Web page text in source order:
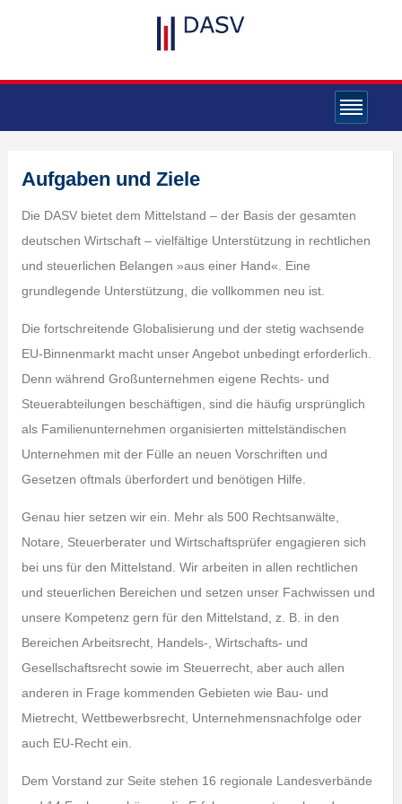
Aufgaben und Ziele
Die DASV bietet dem Mittelstand – der Basis der gesamten
deutschen Wirtschaft – vielfältige Unterstützung in rechtlichen
und steuerlichen Belangen »aus einer Hand«. Eine
grundlegende Unterstützung, die vollkommen neu ist.
Die fortschreitende Globalisierung und der stetig wachsende
EU-Binnenmarkt macht unser Angebot unbedingt erforderlich.
Denn während Großunternehmen eigene Rechts- und
Steuerabteilungen beschäftigen, sind die häufig ursprünglich
als Familienunternehmen organisierten mittelständischen
Unternehmen mit der Fülle an neuen Vorschriften und
Gesetzen oftmals überfordert und benötigen Hilfe.
Genau hier setzen wir ein. Mehr als 500 Rechtsanwälte,
Notare, Steuerberater und Wirtschaftsprüfer engagieren sich
bei uns für den Mittelstand. Wir arbeiten in allen rechtlichen
und steuerlichen Bereichen und setzen unser Fachwissen und
unsere Kompetenz gern für den Mittelstand, z. B. in den
Bereichen Arbeitsrecht, Handels-, Wirtschafts- und
Gesellschaftsrecht sowie im Steuerrecht, aber auch allen
anderen in Frage kommenden Gebieten wie Bau- und
Mietrecht, Wettbewerbsrecht, Unternehmensnachfolge oder
auch EU-Recht ein.
Dem Vorstand zur Seite stehen 16 regionale Landesverbände